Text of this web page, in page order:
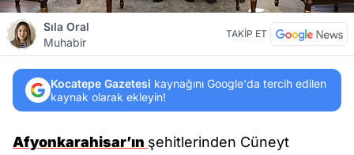
Sıla Oral
Muhabir
TAKİP ET
Kocatepe Gazetesi kaynağını Google'da tercih edilen
kaynak olarak ekleyin!
Afyonkarahisar’ın şehitlerinden Cüneyt